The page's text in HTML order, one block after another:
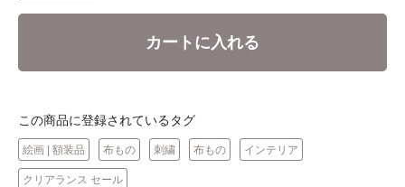
カートに入れる
この商品に登録されているタグ
絵画 | 額装品 布もの 刺繍 布もの インテリア
クリアランス セール